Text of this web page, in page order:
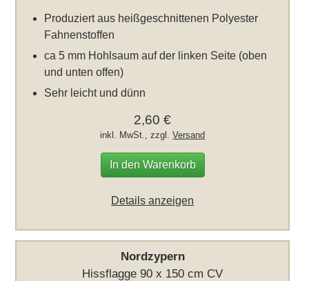
Produziert aus heißgeschnittenen Polyester
Fahnenstoffen
ca 5 mm Hohlsaum auf der linken Seite (oben
und unten offen)
Sehr leicht und dünn
2,60 €
inkl. MwSt., zzgl.Versand
In den Warenkorb
Details anzeigen
Nordzypern
Hissflagge 90 x 150 cm CV